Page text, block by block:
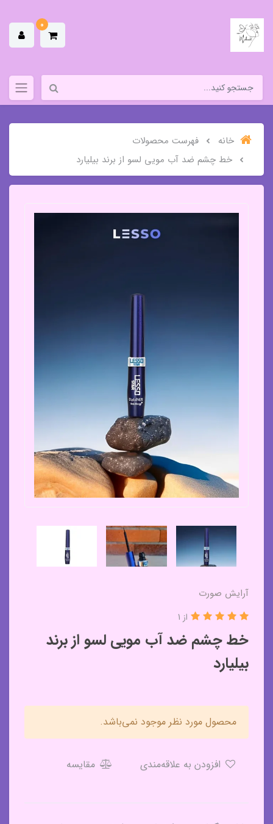
0
خانه
فهرست محصولات
خط چشم ضد آب مویی لسو از برند بیلیارد
آرایش صورت
خط چشم ضد آب مویی لسو از برند
بیلیارد
از 1
محصول مورد نظر موجود نمی‌باشد.
مقایسه